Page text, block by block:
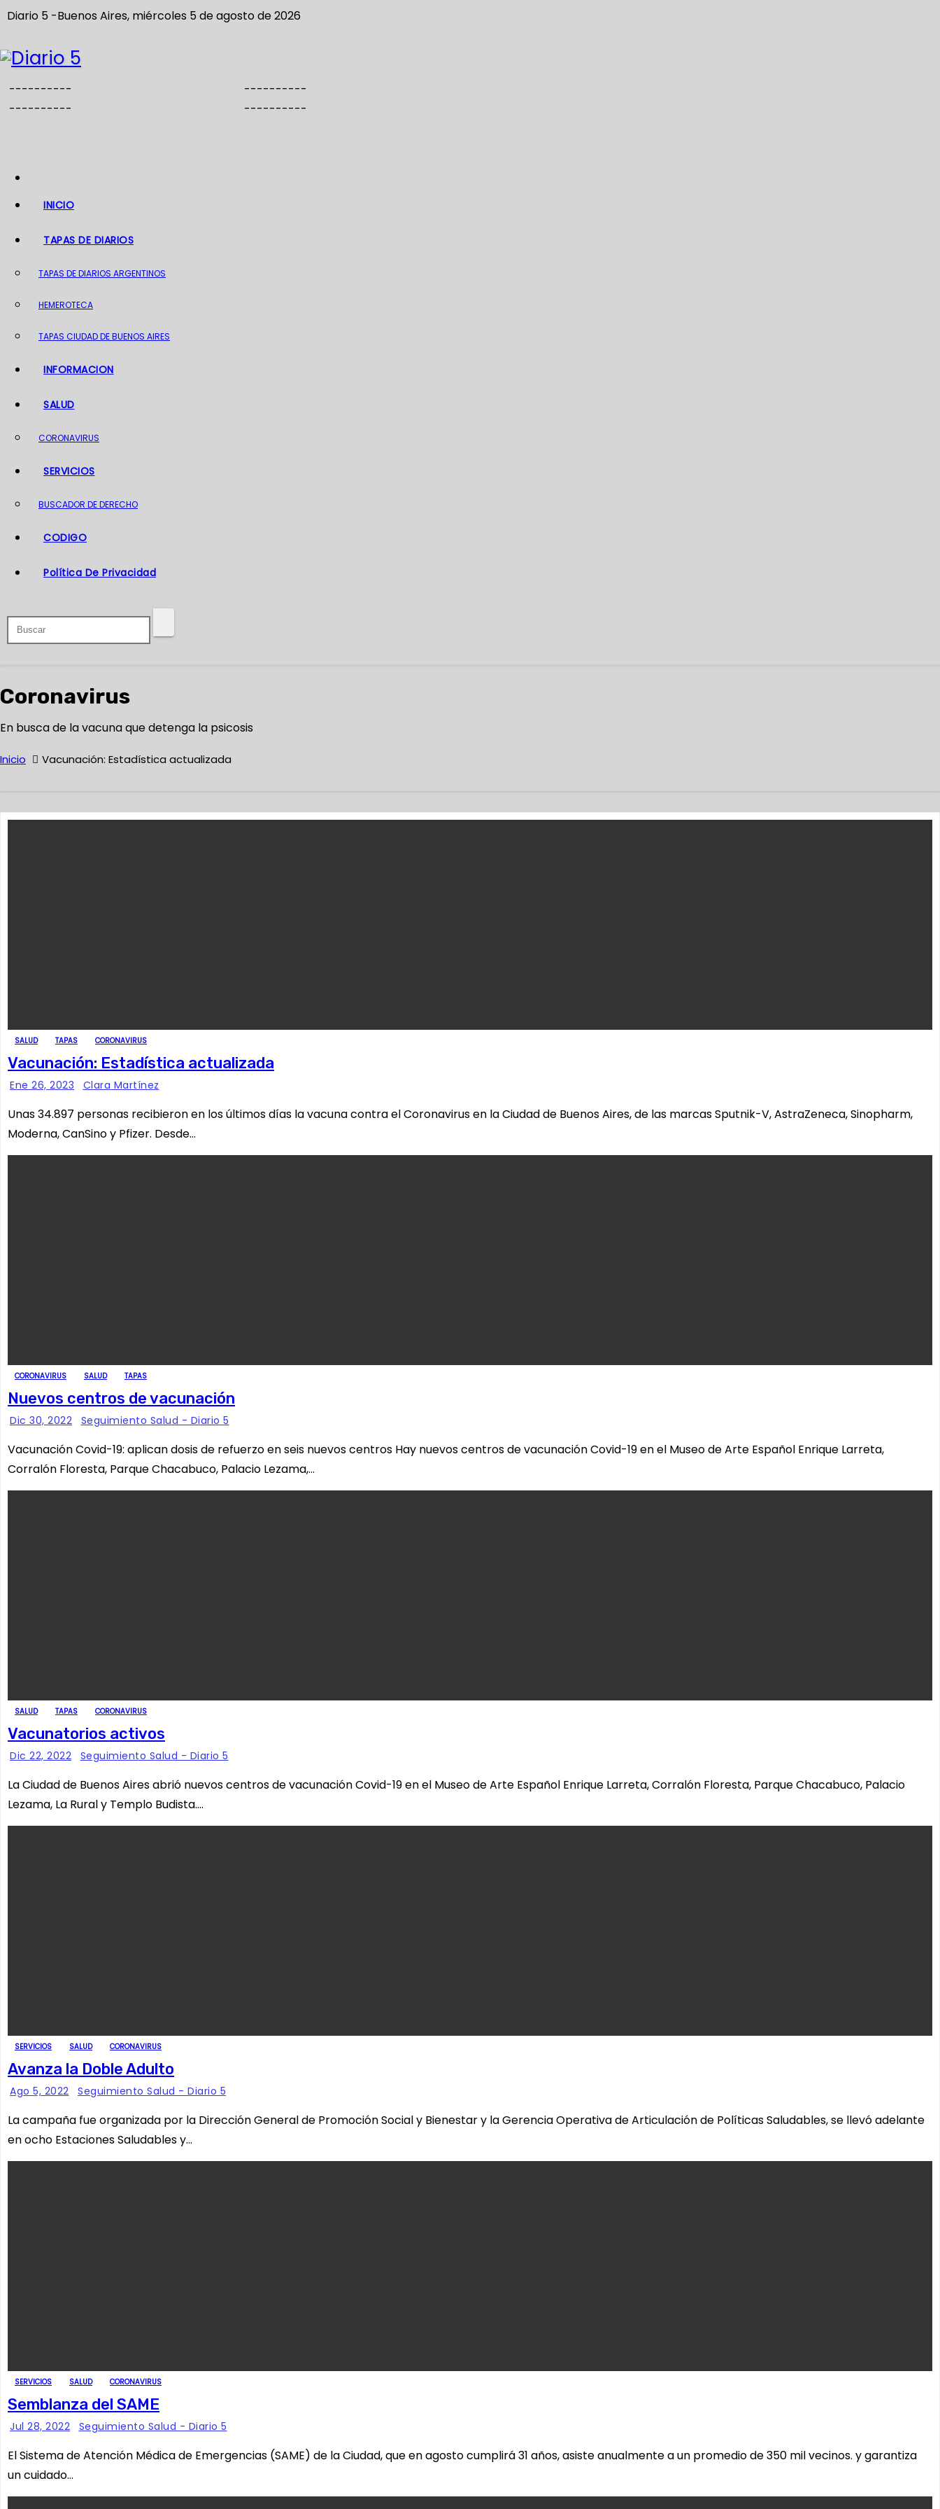
l
Diario 5 -Buenos Aires, miércoles 5 de agosto de 2026
----------
----------
----------
----------
INICIO
TAPAS DE DIARIOS
TAPAS DE DIARIOS ARGENTINOS
HEMEROTECA
TAPAS CIUDAD DE BUENOS AIRES
INFORMACION
SALUD
CORONAVIRUS
SERVICIOS
BUSCADOR DE DERECHO
CODIGO
Política De Privacidad
Coronavirus
En busca de la vacuna que detenga la psicosis
Inicio Vacunación: Estadística actualizada
SALUD TAPAS CORONAVIRUS
Vacunación: Estadística actualizada
Ene 26, 2023 Clara Martínez
Unas 34.897 personas recibieron en los últimos días la vacuna contra el Coronavirus en la Ciudad de Buenos Aires, de las marcas Sputnik-V, AstraZeneca, Sinopharm,
Moderna, CanSino y Pfizer. Desde…
CORONAVIRUS SALUD TAPAS
Nuevos centros de vacunación
Dic 30, 2022 Seguimiento Salud - Diario 5
Vacunación Covid-19: aplican dosis de refuerzo en seis nuevos centros Hay nuevos centros de vacunación Covid-19 en el Museo de Arte Español Enrique Larreta,
Corralón Floresta, Parque Chacabuco, Palacio Lezama,…
SALUD TAPAS CORONAVIRUS
Vacunatorios activos
Dic 22, 2022 Seguimiento Salud - Diario 5
La Ciudad de Buenos Aires abrió nuevos centros de vacunación Covid-19 en el Museo de Arte Español Enrique Larreta, Corralón Floresta, Parque Chacabuco, Palacio
Lezama, La Rural y Templo Budista.…
SERVICIOS SALUD CORONAVIRUS
Avanza la Doble Adulto
Ago 5, 2022 Seguimiento Salud - Diario 5
La campaña fue organizada por la Dirección General de Promoción Social y Bienestar y la Gerencia Operativa de Articulación de Políticas Saludables, se llevó adelante
en ocho Estaciones Saludables y…
SERVICIOS SALUD CORONAVIRUS
Semblanza del SAME
Jul 28, 2022 Seguimiento Salud - Diario 5
El Sistema de Atención Médica de Emergencias (SAME) de la Ciudad, que en agosto cumplirá 31 años, asiste anualmente a un promedio de 350 mil vecinos. y garantiza
un cuidado…